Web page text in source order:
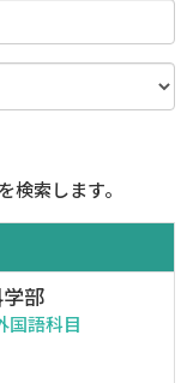
検索します。
部
国語科目